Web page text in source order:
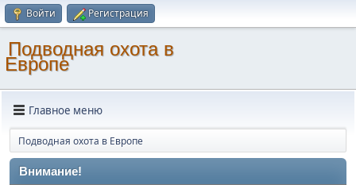
Войти Регистрация
Подводная охота в
Европе
Главное меню
Подводная охота в Европе
Внимание!